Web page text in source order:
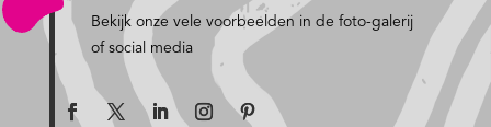
Bekijk onze vele voorbeelden in de foto-galerij
of social media